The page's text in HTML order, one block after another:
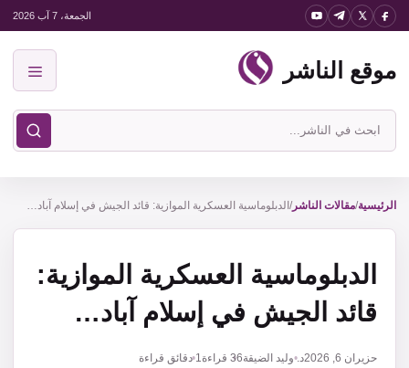
انتقل
المحتوى
الجمعة، 7 آب 2026
موقع الناشر
ابحث
في
الناشر
الرئيسية/مقالات الناشر/ الدبلوماسية العسكرية الموازية: قائد الجيش في إسلام آباد…
الدبلوماسية العسكرية الموازية:
قائد الجيش في إسلام آباد…
حزيران 6, 2026 د. وليد الضيقة36 قراءة1 دقائق قراءة